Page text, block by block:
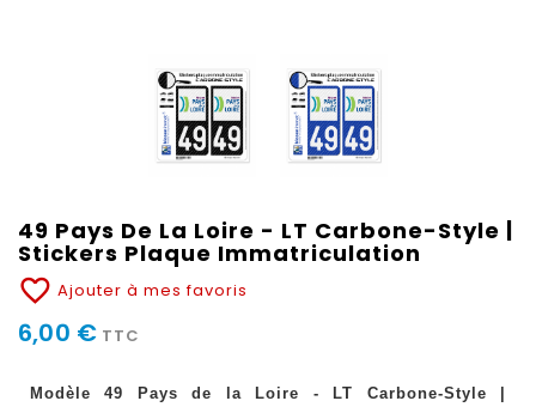
49 Pays De La Loire - LT Carbone-Style |
Stickers Plaque Immatriculation
favorite_border Ajouter à mes favoris
6,00 € TTC
Modèle 49 Pays de la Loire - LT Carbone-Style |